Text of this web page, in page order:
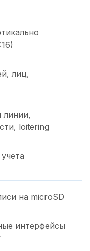
лиц,
линии,
loitering
на microSD
интерфейсы